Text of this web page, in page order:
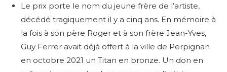
Le prix porte le nom du jeune frère de l’artiste,
décédé tragiquement il y a cinq ans. En mémoire à
la fois à son père Roger et à son frère Jean-Yves,
Guy Ferrer avait déjà offert à la ville de Perpignan
en octobre 2021 un Titan en bronze. Un don en